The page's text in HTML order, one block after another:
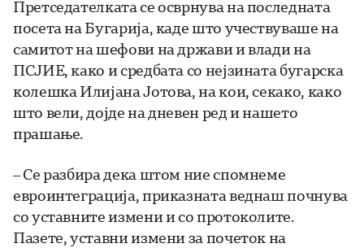
Претседателката се осврнува на последната
посета на Бугарија, каде што учествуваше на
самитот на шефови на држави и влади на
ПСЈИЕ, како и средбата со нејзината бугарска
колешка Илијана Јотова, на кои, секако, како
што вели, дојде на дневен ред и нашето
прашање.
– Се разбира дека штом ние спомнеме
евроинтеграција, приказната веднаш почнува
со уставните измени и со протоколите.
Пазете, уставни измени за почеток на